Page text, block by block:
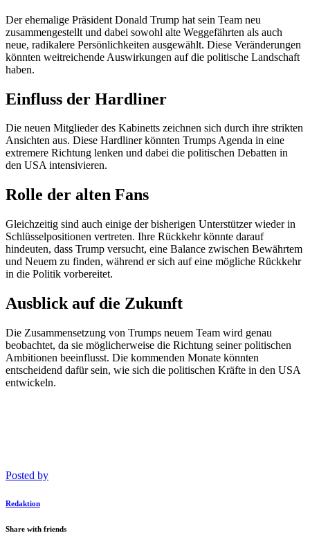
Der ehemalige Präsident Donald Trump hat sein Team neu
zusammengestellt und dabei sowohl alte Weggefährten als auch
neue, radikalere Persönlichkeiten ausgewählt. Diese Veränderungen
könnten weitreichende Auswirkungen auf die politische Landschaft
haben.
Einfluss der Hardliner
Die neuen Mitglieder des Kabinetts zeichnen sich durch ihre strikten
Ansichten aus. Diese Hardliner könnten Trumps Agenda in eine
extremere Richtung lenken und dabei die politischen Debatten in
den USA intensivieren.
Rolle der alten Fans
Gleichzeitig sind auch einige der bisherigen Unterstützer wieder in
Schlüsselpositionen vertreten. Ihre Rückkehr könnte darauf
hindeuten, dass Trump versucht, eine Balance zwischen Bewährtem
und Neuem zu finden, während er sich auf eine mögliche Rückkehr
in die Politik vorbereitet.
Ausblick auf die Zukunft
Die Zusammensetzung von Trumps neuem Team wird genau
beobachtet, da sie möglicherweise die Richtung seiner politischen
Ambitionen beeinflusst. Die kommenden Monate könnten
entscheidend dafür sein, wie sich die politischen Kräfte in den USA
entwickeln.
Posted by
Redaktion
Share with friends